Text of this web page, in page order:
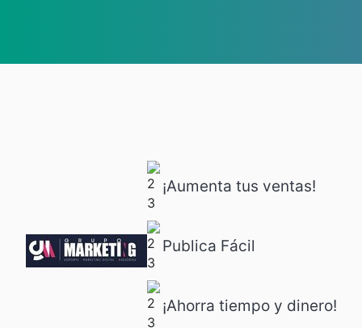
¡Aumenta tus ventas!
Publica Fácil
¡Ahorra tiempo y dinero!